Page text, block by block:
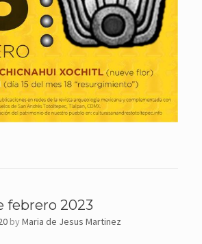
febrero 2023
by Maria de Jesus Martinez